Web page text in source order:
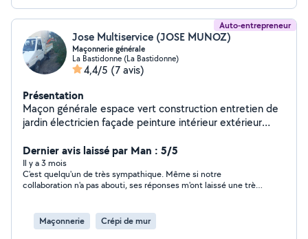
Auto-entrepreneur
Jose Multiservice (JOSE MUNOZ)
Maçonnerie générale
La Bastidonne (La Bastidonne)
4,4/5 (7 avis)
Présentation
Maçon générale espace vert construction entretien de
jardin électricien façade peinture intérieur extérieur
à votre service
Dernier avis laissé par Man : 5/5
Il y a 3 mois
C'est quelqu'un de très sympathique. Même si notre
collaboration n'a pas abouti, ses réponses m'ont laissé une très
Maçonnerie
Crépi de mur